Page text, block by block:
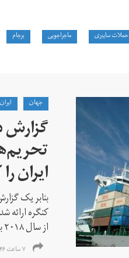
حملات سایبری ماجراجویی برجام
جهان ايران
گزارش
ایران
بنابر یک
کنگره ارائه
از سال ۲۰۱۸ بیش از ۷۰...
۷ ساعت ۴۶ دقیقه پیش